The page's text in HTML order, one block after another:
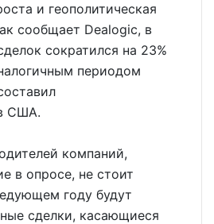
и геополитическая
сообщает Dealogic, в
сократился на 23%
периодом
США.
компаний,
в опросе, не стоит
году будут
сделки, касающиеся